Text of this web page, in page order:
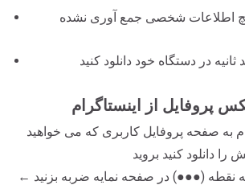
اطلاعات شخصی جمع آوری نشده
به صفحه پروفایل کاربری که می خواهید
نقطه (●●●) در صفحه نمایه ضربه بزنید ←